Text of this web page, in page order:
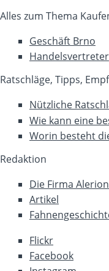
Alles zum Thema
Geschäft Brno
Handelsvertreter
Ratschläge, Tipps,
Nützliche
Wie kann eine
Worin besteht
Redaktion
Die Firma
Artikel
Flickr
Facebook